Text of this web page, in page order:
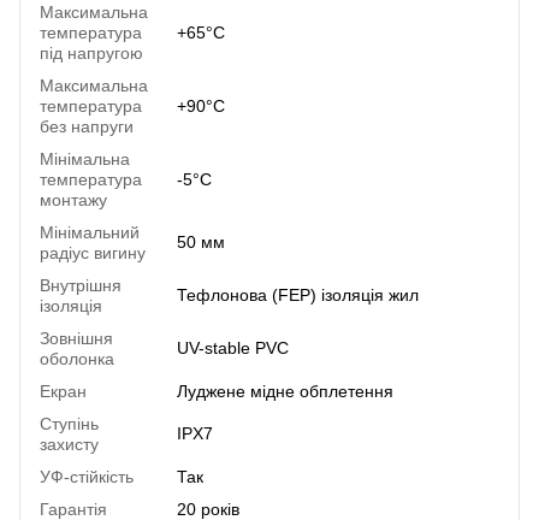
Максимальна
температура
під напругою
+65°C
Максимальна
температура
без напруги
+90°C
Мінімальна
температура
монтажу
-5°C
Мінімальний
радіус вигину
50 мм
Внутрішня
ізоляція
Тефлонова (FEP) ізоляція жил
Зовнішня
оболонка
UV-stable PVC
Екран
Луджене мідне обплетення
Ступінь
захисту
IPX7
УФ-стійкість
Так
Гарантія
20 років